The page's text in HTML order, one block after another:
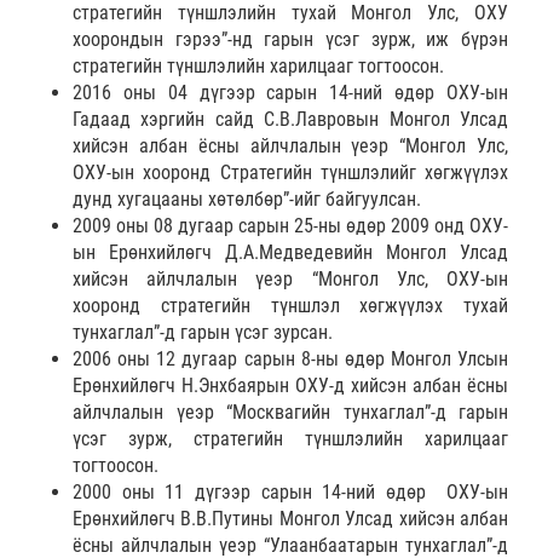
стратегийн түншлэлийн тухай Монгол Улс, ОХУ
хоорондын гэрээ”-нд гарын үсэг зурж, иж бүрэн
стратегийн түншлэлийн харилцааг тогтоосон.
2016 оны 04 дүгээр сарын 14-ний өдөр ОХУ-ын
Гадаад хэргийн сайд С.В.Лавровын Монгол Улсад
хийсэн албан ёсны айлчлалын үеэр “Монгол Улс,
ОХУ-ын хооронд Стратегийн түншлэлийг хөгжүүлэх
дунд хугацааны хөтөлбөр”-ийг байгуулсан.
2009 оны 08 дугаар сарын 25-ны өдөр 2009 онд ОХУ-
ын Ерөнхийлөгч Д.А.Медведевийн Монгол Улсад
хийсэн айлчлалын үеэр “Монгол Улс, ОХУ-ын
хооронд стратегийн түншлэл хөгжүүлэх тухай
тунхаглал”-д гарын үсэг зурсан.
2006 оны 12 дугаар сарын 8-ны өдөр Монгол Улсын
Ерөнхийлөгч Н.Энхбаярын ОХУ-д хийсэн албан ёсны
айлчлалын үеэр “Москвагийн тунхаглал”-д гарын
үсэг зурж, стратегийн түншлэлийн харилцааг
тогтоосон.
2000 оны 11 дүгээр сарын 14-ний өдөр ОХУ-ын
Ерөнхийлөгч В.В.Путины Монгол Улсад хийсэн албан
ёсны айлчлалын үеэр “Улаанбаатарын тунхаглал”-д